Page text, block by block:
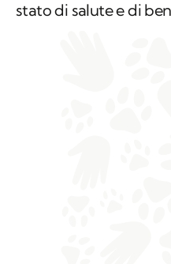
stato di salute e di